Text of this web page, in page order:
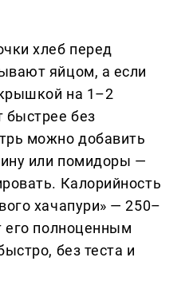
хлеб перед
яйцом, а если
на 1–2
быстрее без
можно добавить
или помидоры —
Калорийность
хачапури» — 250–
его полноценным
без теста и